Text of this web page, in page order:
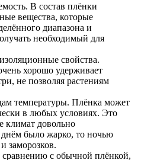
В состав плёнки
вещества, которые
диапазона и
необходимый для
свойства.
хорошо удерживает
не позволяя растениям
температуры. Плёнка может
в любых условиях. Это
климат довольно
было жарко, то ночью
заморозков.
с обычной плёнкой,